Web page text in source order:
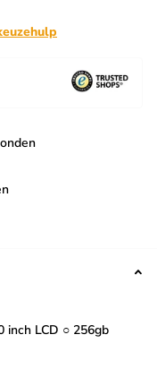
inch LCD ○ 256gb